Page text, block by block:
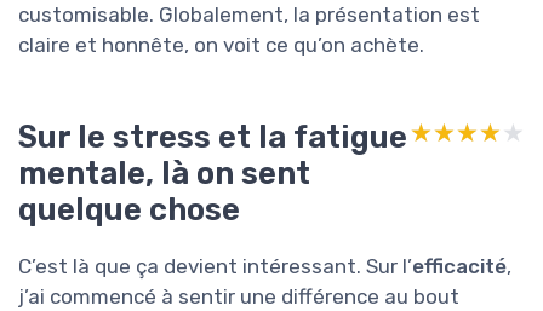
customisable. Globalement, la présentation est
claire et honnête, on voit ce qu’on achète.
Sur le stress et la fatigue
mentale, là on sent
quelque chose
★★★★★
★★★★★
C’est là que ça devient intéressant. Sur l’efficacité,
j’ai commencé à sentir une différence au bout